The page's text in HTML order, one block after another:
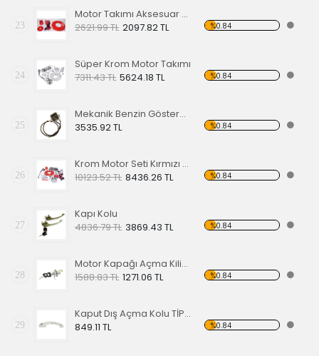
23
Motor Takımı Aksesuar Kiti Kırmızı
2621.99 TL 2097.82 TL %0.84
24
Süper Krom Motor Takımı
7311.43 TL 5624.18 TL %0.84
25
Mekanik Benzin Göstergesi 1962-1967 Model OE 113919029
3535.92 TL
%0.84
26
Krom Motor Seti Kırmızı Süper Delüks
10123.52 TL 8436.26 TL %0.84
27
Kapı Kolu
4836.79 TL 3869.43 TL %0.84
28
Motor Kapağı Açma Kilidi 67-71
1588.83 TL 1271.06 TL %0.84
29
Kaput Dış Açma Kolu TİP 1 68-79
849.11 TL
%0.84